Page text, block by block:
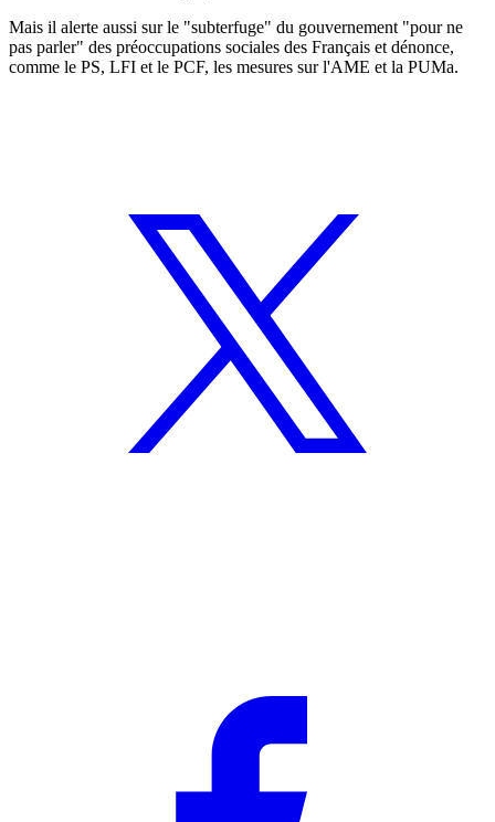
Mais il alerte aussi sur le "subterfuge" du gouvernement "pour ne
pas parler" des préoccupations sociales des Français et dénonce,
comme le PS, LFI et le PCF, les mesures sur l'AME et la PUMa.